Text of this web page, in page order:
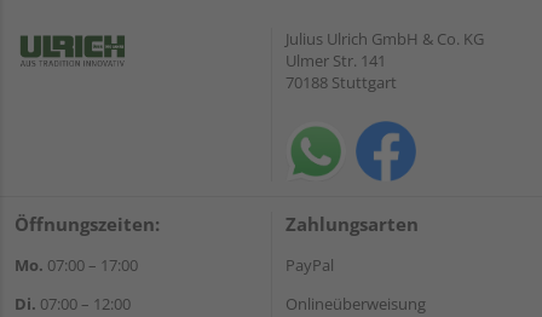
Julius Ulrich GmbH & Co. KG
Ulmer Str. 141
70188 Stuttgart
Öffnungszeiten:
Mo. 07:00 – 17:00
Di. 07:00 – 12:00
Zahlungsarten
PayPal
Onlineüberweisung